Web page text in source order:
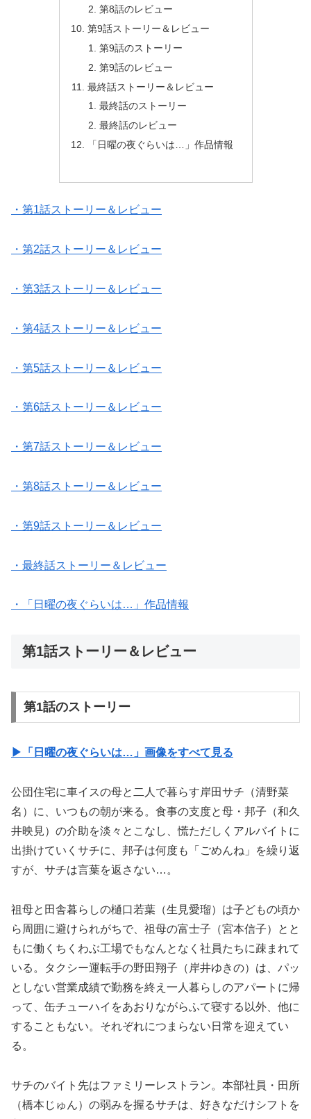
第8話のレビュー
第9話ストーリー＆レビュー
第9話のストーリー
第9話のレビュー
最終話ストーリー＆レビュー
最終話のストーリー
最終話のレビュー
「日曜の夜ぐらいは…」作品情報
・第1話ストーリー＆レビュー
・第2話ストーリー＆レビュー
・第3話ストーリー＆レビュー
・第4話ストーリー＆レビュー
・第5話ストーリー＆レビュー
・第6話ストーリー＆レビュー
・第7話ストーリー＆レビュー
・第8話ストーリー＆レビュー
・第9話ストーリー＆レビュー
・最終話ストーリー＆レビュー
・「日曜の夜ぐらいは…」作品情報
第1話ストーリー＆レビュー
第1話のストーリー
▶︎「日曜の夜ぐらいは…」画像をすべて見る
公団住宅に車イスの母と二人で暮らす岸田サチ（清野菜
名）に、いつもの朝が来る。食事の支度と母・邦子（和久
井映見）の介助を淡々とこなし、慌ただしくアルバイトに
出掛けていくサチに、邦子は何度も「ごめんね」を繰り返
すが、サチは言葉を返さない…。
祖母と田舎暮らしの樋口若葉（生見愛瑠）は子どもの頃か
ら周囲に避けられがちで、祖母の富士子（宮本信子）とと
もに働くちくわぶ工場でもなんとなく社員たちに疎まれて
いる。タクシー運転手の野田翔子（岸井ゆきの）は、パッ
としない営業成績で勤務を終え一人暮らしのアパートに帰
って、缶チューハイをあおりながらふて寝する以外、他に
することもない。それぞれにつまらない日常を迎えてい
る。
サチのバイト先はファミリーレストラン。本部社員・田所
（橋本じゅん）の弱みを握るサチは、好きなだけシフトを